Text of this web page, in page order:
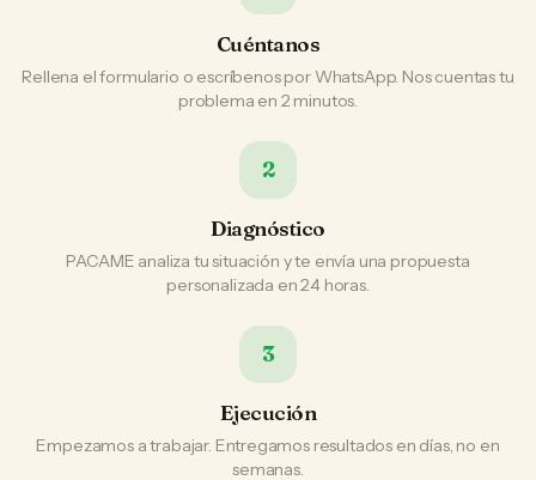
Cuéntanos
Rellena el formulario o escríbenos por WhatsApp. Nos cuentas tu
problema en 2 minutos.
2
Diagnóstico
PACAME analiza tu situación y te envía una propuesta
personalizada en 24 horas.
3
Ejecución
Empezamos a trabajar. Entregamos resultados en días, no en
semanas.